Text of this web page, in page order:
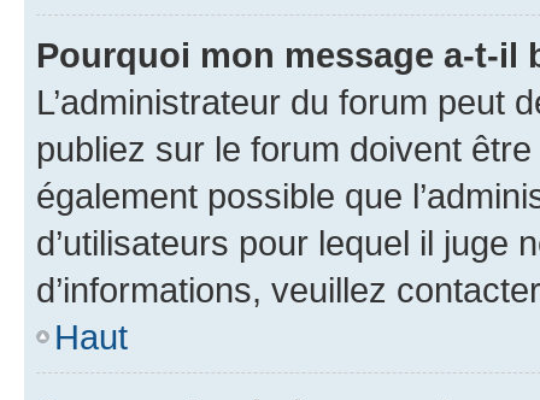
Pourquoi mon message a-t-il
L’administrateur du forum peut
publiez sur le forum doivent
également possible que
d’utilisateurs pour lequel il juge
d’informations, veuillez
Haut